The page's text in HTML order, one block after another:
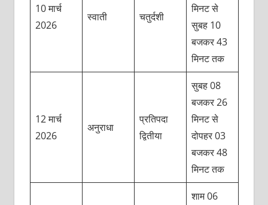
10 मार्च
2026
स्वाती चतुर्दशी
मिनट से
सुबह 10
बजकर 43
मिनट तक
12 मार्च
2026
अनुराधा
प्रतिपदा
द्वितीया
सुबह 08
बजकर 26
मिनट से
दोपहर 03
बजकर 48
मिनट तक
शाम 06